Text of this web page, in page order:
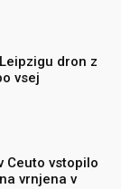
dron z
vsej
Ceuto vstopilo
vrnjena v